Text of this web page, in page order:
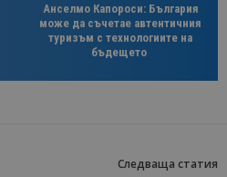
Анселмо Капороси: България
може да съчетае автентичния
туризъм с технологиите на
бъдещето
Следваща статия